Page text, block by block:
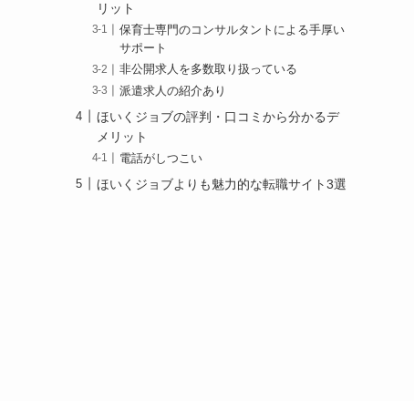
リット
保育士専門のコンサルタントによる手厚い
サポート
非公開求人を多数取り扱っている
派遣求人の紹介あり
ほいくジョブの評判・口コミから分かるデ
メリット
電話がしつこい
ほいくジョブよりも魅力的な転職サイト3選